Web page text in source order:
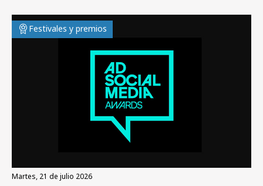
Festivales y premios
martes, 21 de julio 2026